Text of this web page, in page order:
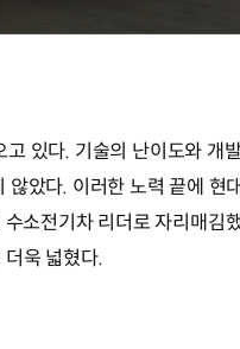
있다. 기술의 난이도와 개
았다. 이러한 노력 끝에
소전기차 리더로 자리매김
욱 넓혔다.